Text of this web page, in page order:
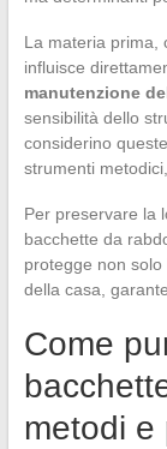
La materia prima,
influisce
manutenzione
sensibilità dello
considerino
strumenti
Per preservare la
bacchette da
protegge non solo
della casa,
Come
metodi e